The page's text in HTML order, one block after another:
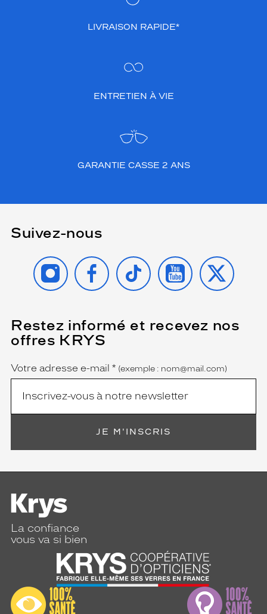
LIVRAISON RAPIDE*
ENTRETIEN À VIE
GARANTIE CASSE 2 ANS
Suivez-nous
INSTAGRAMFACEBOOK
TIKTOK YOUTUBE
X
Restez informé et recevez nos
offres KRYS
Name
Votre adresse e-mail *
(Ce
champ
est
obligatoire)
(exemple : nom@mail.com)
JE M'INSCRIS
La confiance
vous va si bien